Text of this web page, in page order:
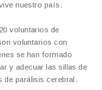
nuestro país.
voluntarios de
voluntarios con
se han formado
y adecuar las sillas de
de parálisis cerebral.